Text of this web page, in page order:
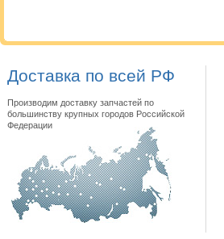
Доставка по всей РФ
Производим доставку запчастей по
большинству крупных городов Российской
Федерации